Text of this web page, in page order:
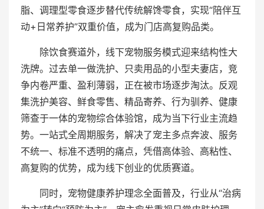
脂、调理型零食逐步替代传统解馋零食，实现“陪伴互
动+日常养护”双重价值，成为门店高复购品类。
除饮食赛道外，线下宠物服务模式迎来结构性大
洗牌。过去单一做洗护、只卖用品的小型夫妻店，竞
争内卷严重、盈利薄弱，正在被市场逐步淘汰。反观
集洗护美容、鲜食零售、精品寄养、行为驯养、健康
筛查于一体的宠物综合体验馆，成为当下行业主流趋
势。一站式全周期服务，解决了宠主多点奔波、服务
不统一、标准不透明的痛点，凭借高体验、高粘性、
高复购的优势，成为线下创业的优质赛道。
同时，宠物健康养护理念全面普及，行业从“治病